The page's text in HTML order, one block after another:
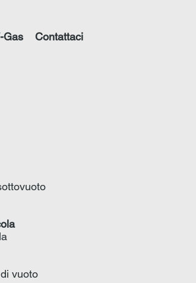
vuoto
Gas Contattaci